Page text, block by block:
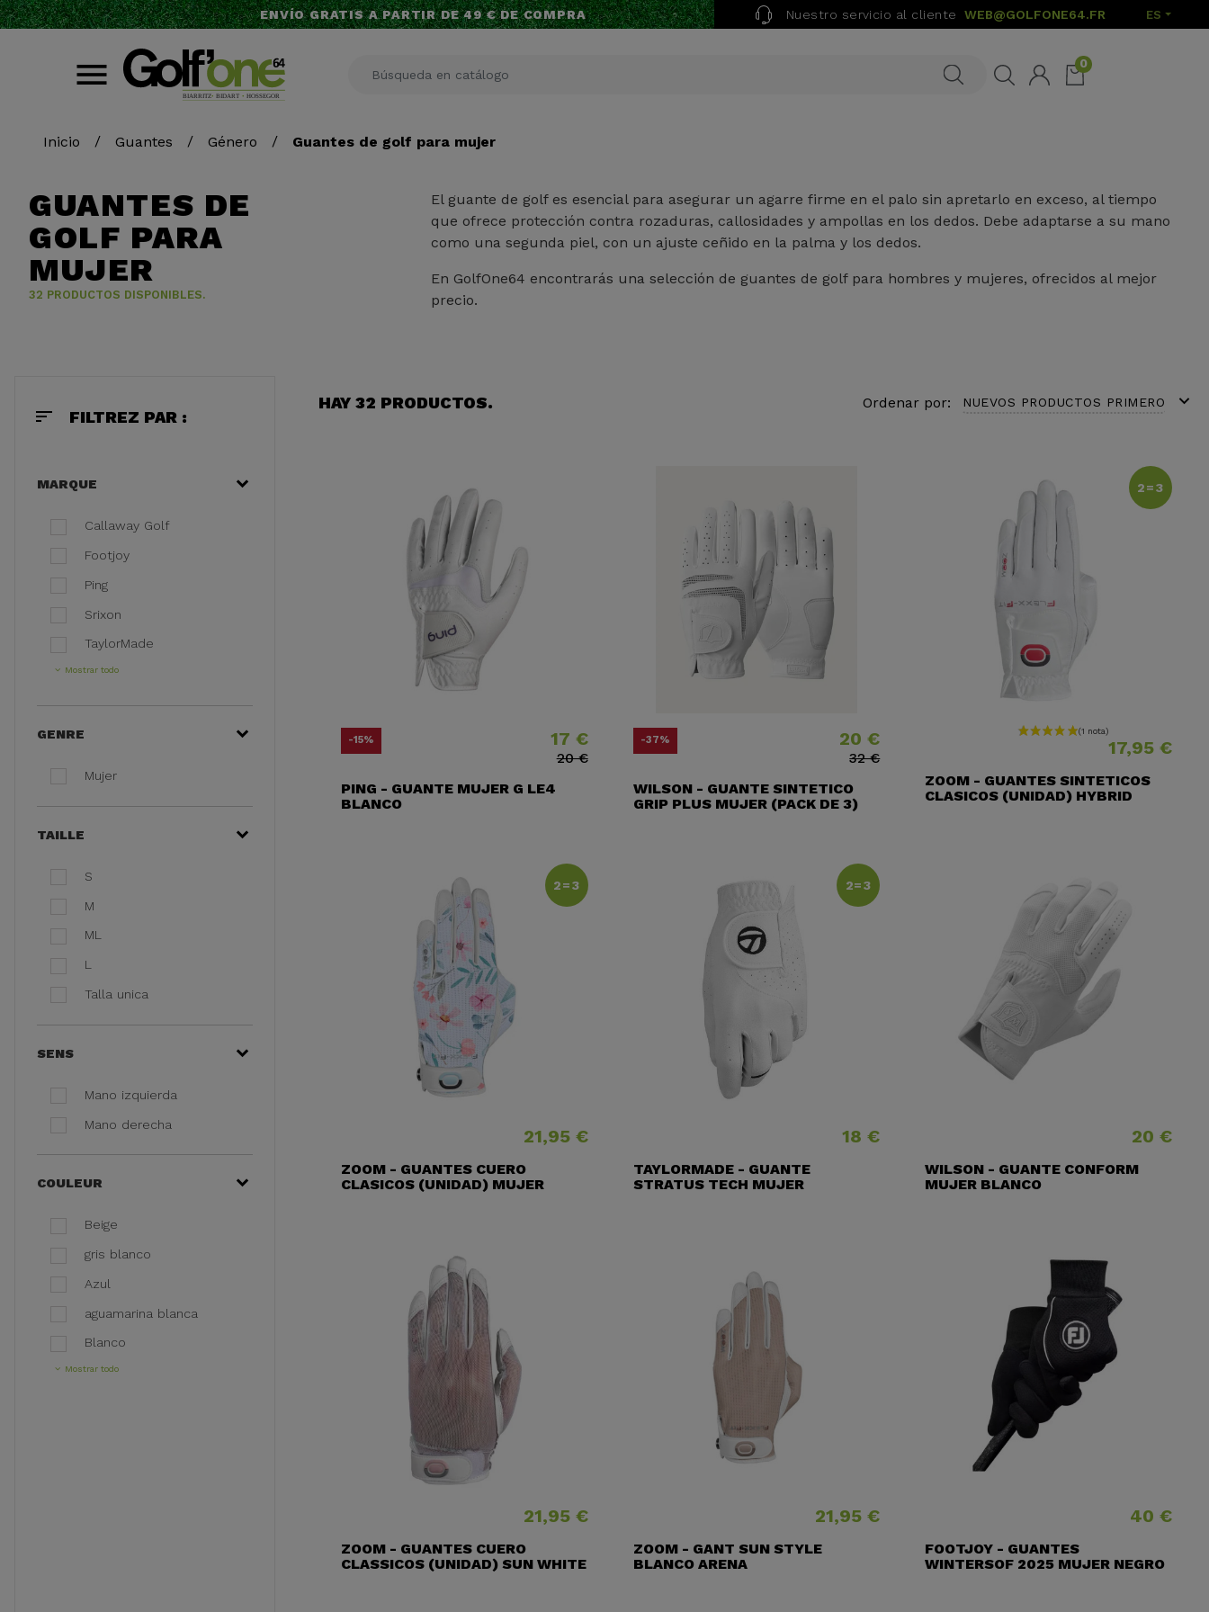
ENVÍO GRATIS A PARTIR DE 49 € DE COMPRA Nuestro servicio al cliente WEB@GOLFONE64.FR ES
0
Inicio Guantes Género Guantes de golf para mujer
GUANTES DE
GOLF PARA
MUJER
32 PRODUCTOS DISPONIBLES.
El guante de golf es esencial para asegurar un agarre firme en el palo sin apretarlo en exceso, al tiempo
que ofrece protección contra rozaduras, callosidades y ampollas en los dedos. Debe adaptarse a su mano
como una segunda piel, con un ajuste ceñido en la palma y los dedos.
En GolfOne64 encontrarás una selección de guantes de golf para hombres y mujeres, ofrecidos al mejor
precio.
sort FILTREZ PAR :
MARQUE
Callaway Golf
Footjoy
Ping
Srixon
TaylorMade
Mostrar todo
GENRE
Mujer
TAILLE
S
M
ML
L
Talla unica
SENS
Mano izquierda
Mano derecha
COULEUR
Beige
gris blanco
Azul
aguamarina blanca
Blanco
Mostrar todo
HAY 32 PRODUCTOS. Ordenar por: NUEVOS PRODUCTOS PRIMERO expand_more
-15% Precio17 €
Precio base
20 €
PING - GUANTE MUJER G LE4
BLANCO
-37% Precio20 €
Precio base
32 €
WILSON - GUANTE SINTETICO
GRIP PLUS MUJER (PACK DE 3)
2=3
Precio 17,95 €
ZOOM - GUANTES SINTETICOS
CLASICOS (UNIDAD) HYBRID
2=3
Precio
21,95 €
ZOOM - GUANTES CUERO
CLASICOS (UNIDAD) MUJER
2=3
Precio
18 €
TAYLORMADE - GUANTE
STRATUS TECH MUJER
Precio
20 €
WILSON - GUANTE CONFORM
MUJER BLANCO
Precio
21,95 €
ZOOM - GUANTES CUERO
CLASSICOS (UNIDAD) SUN WHITE
Precio
21,95 €
ZOOM - GANT SUN STYLE
BLANCO ARENA
Precio
40 €
FOOTJOY - GUANTES
WINTERSOF 2025 MUJER NEGRO